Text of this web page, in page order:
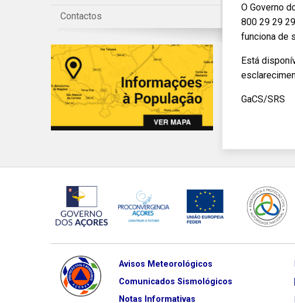
Contactos
O Governo
800 29 29
funciona de
Está
GaCS/SRS
Avisos Meteorológicos
Comunicados Sismológicos
Notas Informativas